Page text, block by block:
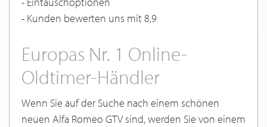
- Kunden bewerten uns mit 8,9
Europas Nr. 1 Online-
Oldtimer-Händler
Wenn Sie auf der Suche nach einem schönen
neuen Alfa Romeo GTV sind, werden Sie von einem